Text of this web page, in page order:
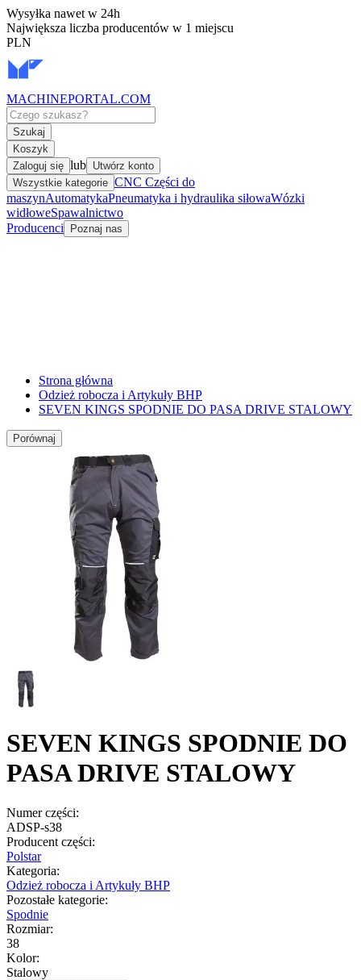
Wysyłka nawet w 24h
Największa liczba producentów w 1 miejscu
PLN
MACHINEPORTAL.COM
Szukaj
Koszyk
Zaloguj się lub Utwórz konto
Wszystkie kategorie CNC Części do
maszynAutomatykaPneumatyka i hydraulika siłowaWózki
widłoweSpawalnictwo
Producenci
Poznaj nas
Strona główna
Odzież robocza i Artykuły BHP
SEVEN KINGS SPODNIE DO PASA DRIVE STALOWY
Porównaj
SEVEN KINGS SPODNIE DO
PASA DRIVE STALOWY
Numer części:
ADSP-s38
Producent części:
Polstar
Kategoria:
Odzież robocza i Artykuły BHP
Pozostałe kategorie:
Spodnie
Rozmiar:
38
Kolor:
Stalowy